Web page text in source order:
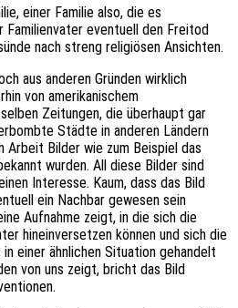
einer Familie also, die es
eventuell den Freitod
nach streng religiösen Ansichten.
aus anderen Gründen wirklich
von amerikanischem
Zeitungen, die überhaupt gar
Städte in anderen Ländern
Arbeit Bilder wie zum Beispiel das
wurden. All diese Bilder sind
Interesse. Kaum, dass das Bild
ein Nachbar gewesen sein
Aufnahme zeigt, in die sich die
hineinversetzen können und sich die
einer ähnlichen Situation gehandelt
von uns zeigt, bricht das Bild